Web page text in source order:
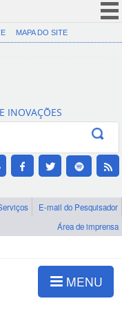
(COVID-19)
Canais
MAPA DO SITE
INOVAÇÕES
E-mail do Pesquisador
Área de imprensa
MENU